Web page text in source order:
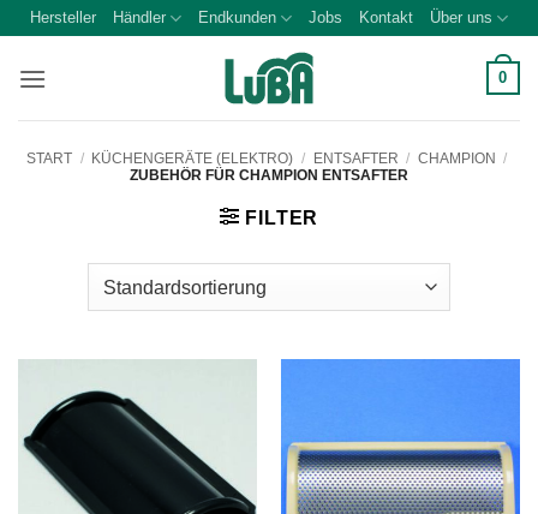
Zum
springen
Hersteller Händler Endkunden Jobs Kontakt Über uns
0
START / KÜCHENGERÄTE (ELEKTRO) / ENTSAFTER / CHAMPION /
ZUBEHÖR FÜR CHAMPION ENTSAFTER
FILTER